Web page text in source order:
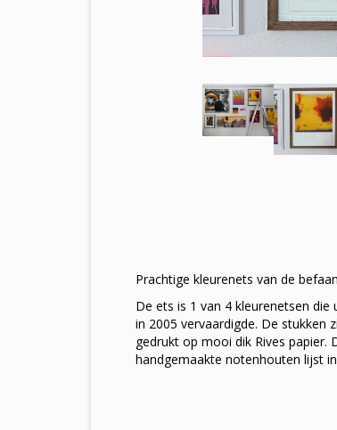
Prachtige kleurenets van de
De ets is 1 van 4 kleurenetsen die
in 2005 vervaardigde. De stukken
gedrukt op mooi dik Rives papier.
handgemaakte notenhouten lijst